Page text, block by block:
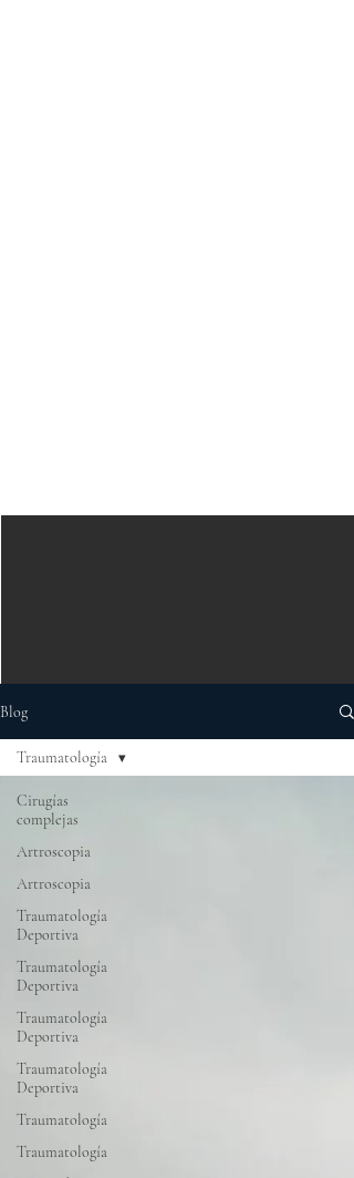
Blog
Cirugías
complejas
Artroscopia
Artroscopia
Traumatología
Deportiva
Traumatología
Deportiva
Traumatología
Deportiva
Traumatología
Deportiva
Traumatología
Traumatología
Traumatología